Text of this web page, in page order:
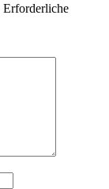
Erforderliche